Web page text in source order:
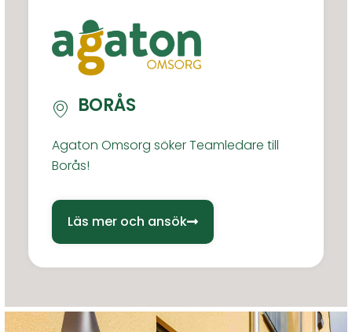
BORÅS
Agaton Omsorg söker Teamledare till
Borås!
Läs mer och ansök